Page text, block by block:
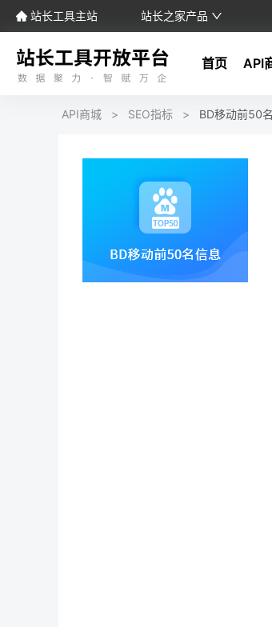
站长工具主站 站长之家产品
首页 API
API商城 > SEO指标 > BD移动前50